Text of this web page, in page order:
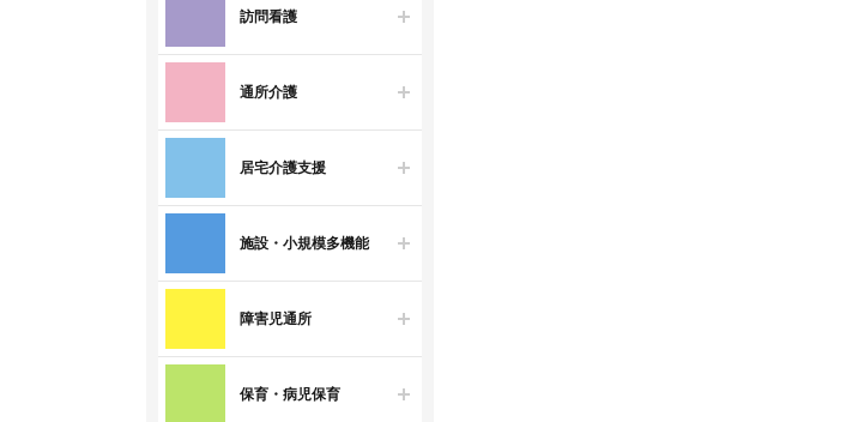
訪問看護
通所介護
居宅介護支援
施設・小規模多機能
障害児通所
保育・病児保育